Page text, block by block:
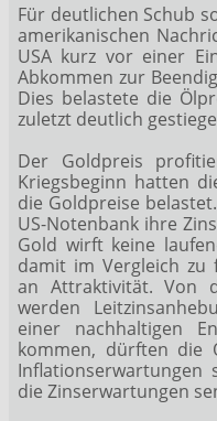
Für deutlichen Schub
amerikanischen
USA kurz vor einer
Abkommen zur
Dies belastete die
zuletzt deutlich
Der Goldpreis
Kriegsbeginn hatten
die Goldpreise
US-Notenbank ihre
Gold wirft keine
damit im Vergleich zu
an Attraktivität. Von
werden
einer nachhaltigen
kommen, dürften die
Inflationserwartungen
die Zinserwartungen